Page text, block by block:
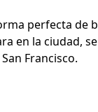
perfecta de
en la ciudad,
Francisco.